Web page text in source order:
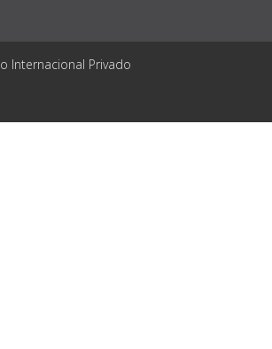
Internacional Privado